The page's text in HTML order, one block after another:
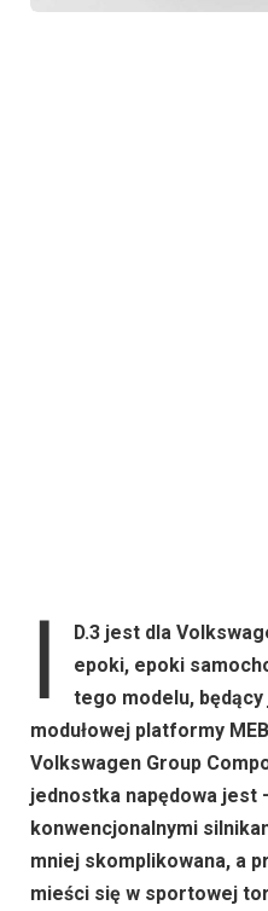
I
D.3 jest dla
epoki, epoki
tego modelu,
modułowej platformy
Volkswagen Group
jednostka napędowa jest
konwencjonalnymi
mniej skomplikowana, a
mieści się w sportowej